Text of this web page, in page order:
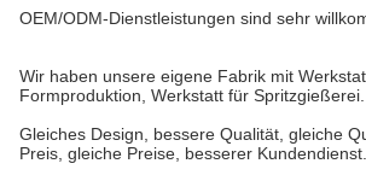
OEM/ODM-Dienstleistungen sind sehr
Wir haben unsere eigene Fabrik mit
Formproduktion, Werkstatt für Spritzgießerei.
Gleiches Design, bessere Qualität, gleiche
Preis, gleiche Preise, besserer Kundendienst.